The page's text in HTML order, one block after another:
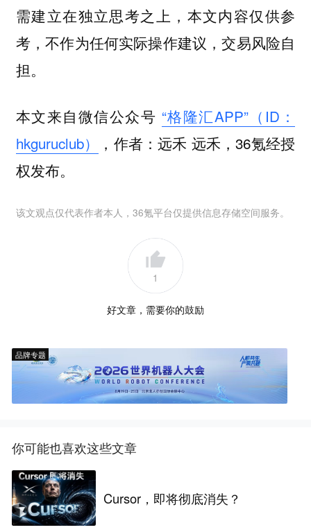
需建立在独立思考之上，本文内容仅供参
考，不作为任何实际操作建议，交易风险自
担。
本文来自微信公众号 “格隆汇APP”（ID：
hkguruclub）
，作者：远禾 远禾，36氪经授
权发布。
该文观点仅代表作者本人，36氪平台仅提供信息存储空间服务。
1
好文章，需要你的鼓励
品牌专题
你可能也喜欢这些文章
Cursor，即将彻底消失？